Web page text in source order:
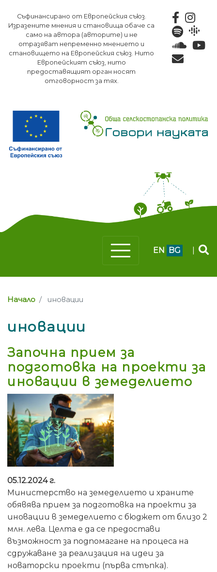
към
основното
съдържание
Съфинансирано от Европейския съюз.
Изразените мнения и становища обаче са
само на автора (авторите) и не
отразяват непременно мнението и
становището на Европейския съюз. Нито
Европейският съюз, нито
предоставящият орган носят
отговорност за тях.
EN BG
Начало иновации
иновации
Започна прием за
подготовка на проекти за
иновации в земеделието
05.12.2024 г.
Министерство на земеделието и храните
обявява прием за подготовка на проекти за
иновации в земеделието с бюджет от близо 2
млн. лева. Целта е да се предостави
възможност за подпомагане на процеса на
сдружаване за реализация на идеи за
новаторски проекти (първа стъпка).